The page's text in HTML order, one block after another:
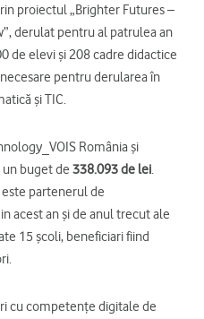
proiectul „Brighter Futures –
derulat pentru al patrulea an
de elevi și 208 cadre didactice
pentru derularea în
și TIC.
România și
un buget de 338.093 de lei.
este partenerul de
acest an și de anul trecut ale
15 școli, beneficiari fiind
cu competențe digitale de